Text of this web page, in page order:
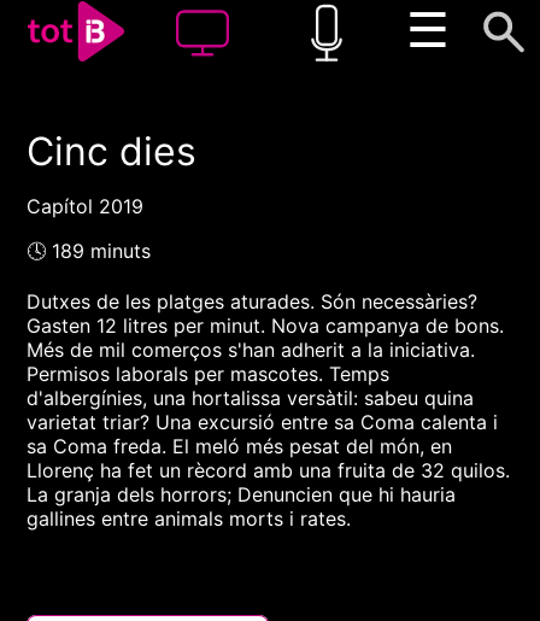
☰
00:00 00:00
Cinc dies
Capítol 2019
🕓 189 minuts
Dutxes de les platges aturades. Són necessàries?
Gasten 12 litres per minut. Nova campanya de bons.
Més de mil comerços s'han adherit a la iniciativa.
Permisos laborals per mascotes. Temps
d'albergínies, una hortalissa versàtil: sabeu quina
varietat triar? Una excursió entre sa Coma calenta i
sa Coma freda. El meló més pesat del món, en
Llorenç ha fet un rècord amb una fruita de 32 quilos.
La granja dels horrors; Denuncien que hi hauria
gallines entre animals morts i rates.